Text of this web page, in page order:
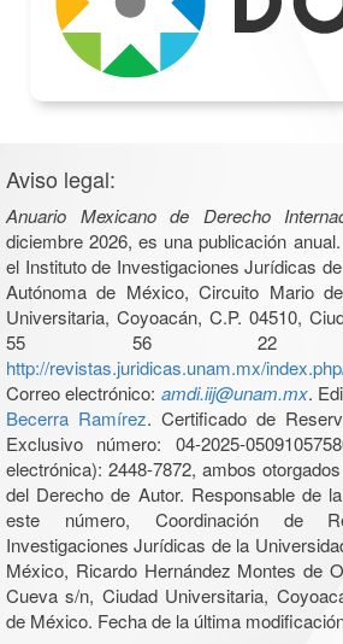
Aviso legal:
Anuario Mexicano de Derecho
diciembre 2026, es una publicación
el Instituto de Investigaciones Jurídicas
Autónoma de México, Circuito Mario
Universitaria, Coyoacán, C.P. 04510,
55 56 22
http://revistas.juridicas.unam.mx/
Correo electrónico: amdi.iij@unam.mx.
Becerra Ramírez. Certificado de
Exclusivo número: 04-2025-
electrónica): 2448-7872, ambos
del Derecho de Autor. Responsable de
este número, Coordinación de
Investigaciones Jurídicas de la
México, Ricardo Hernández Montes de
Cueva s/n, Ciudad Universitaria,
de México. Fecha de la última